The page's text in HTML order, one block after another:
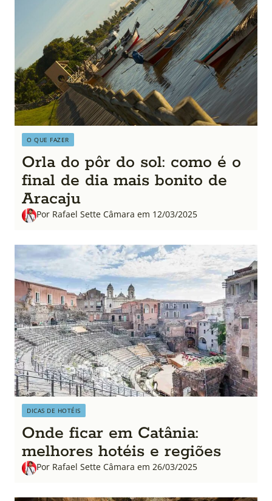
O QUE FAZER
Orla do pôr do sol: como é o
final de dia mais bonito de
Aracaju
Por Rafael Sette Câmara em 12/03/2025
DICAS DE HOTÉIS
Onde ficar em Catânia:
melhores hotéis e regiões
Por Rafael Sette Câmara em 26/03/2025